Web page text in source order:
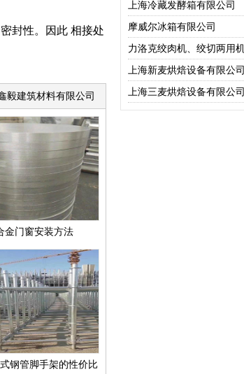
封性。因此 相接处
毅建筑材料有限公司
金门窗安装方法
钢管脚手架的性价比
上海冷藏发酵箱有限公司
摩威尔冰箱有限公司
上海新麦烘焙设备有限公司
上海三麦烘焙设备有限公司